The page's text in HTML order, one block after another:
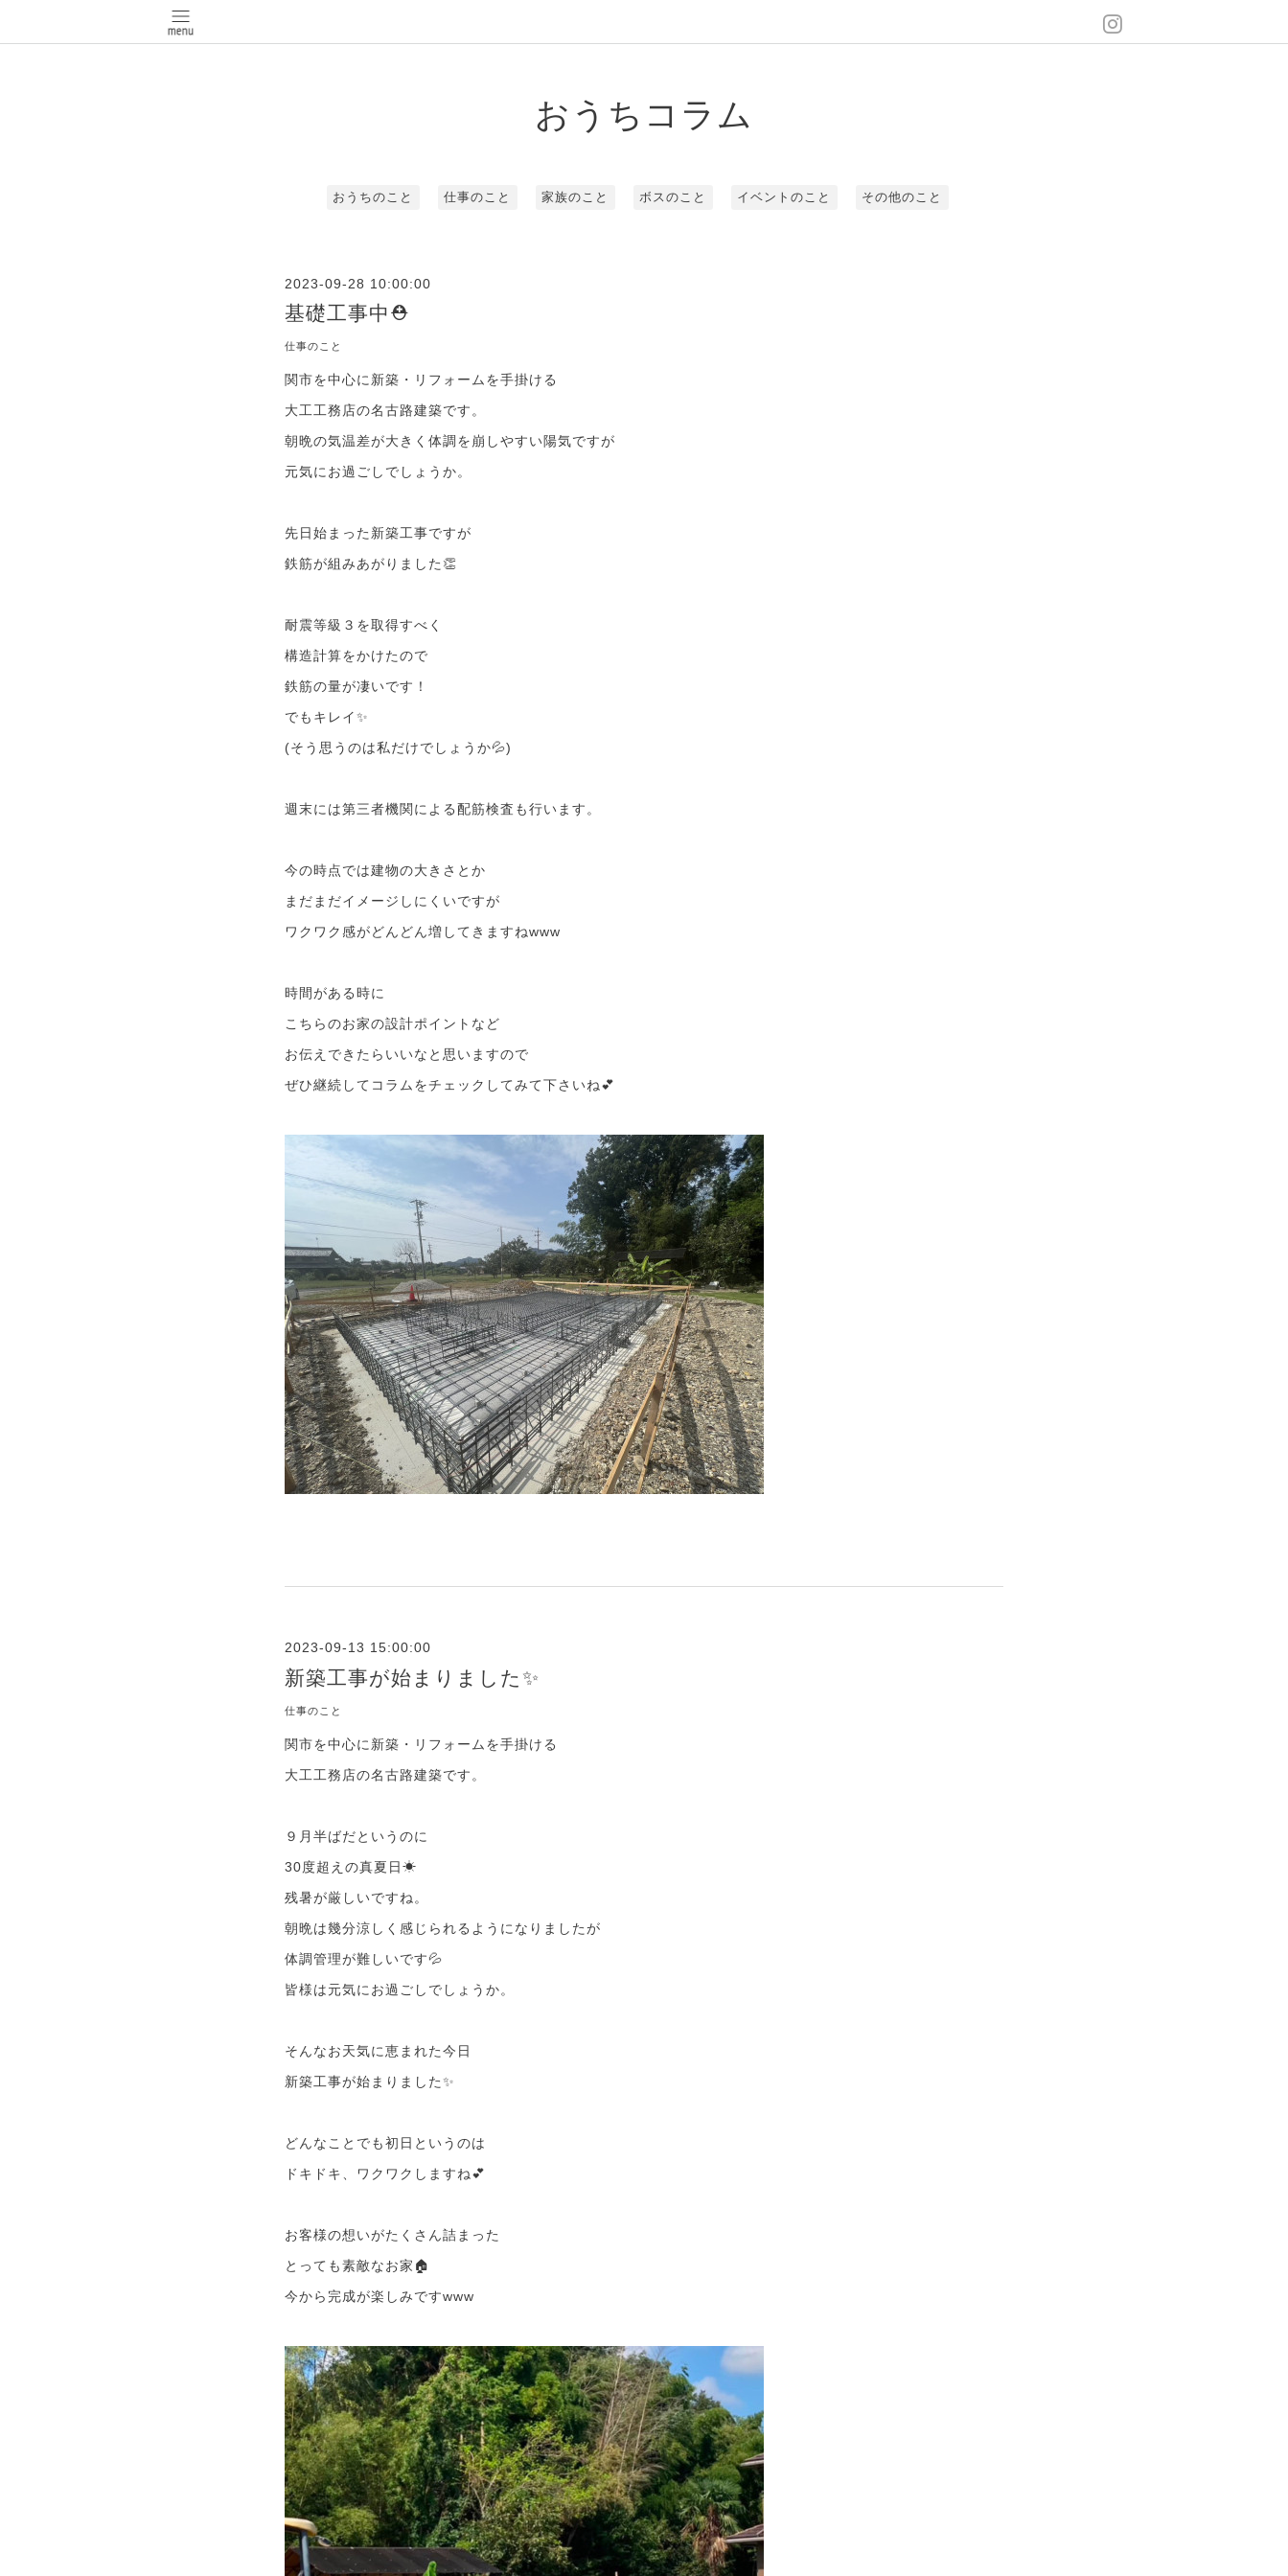
おうちコラム
おうちのこと 仕事のこと 家族のこと ボスのこと イベントのこと その他のこと
2023-09-28 10:00:00
基礎工事中⛑
仕事のこと
関市を中心に新築・リフォームを手掛ける
大工工務店の名古路建築です。
朝晩の気温差が大きく体調を崩しやすい陽気ですが
元気にお過ごしでしょうか。
先日始まった新築工事ですが
鉄筋が組みあがりました👏
耐震等級３を取得すべく
構造計算をかけたので
鉄筋の量が凄いです！
でもキレイ✨
(そう思うのは私だけでしょうか💦)
週末には第三者機関による配筋検査も行います。
今の時点では建物の大きさとか
まだまだイメージしにくいですが
ワクワク感がどんどん増してきますねwww
時間がある時に
こちらのお家の設計ポイントなど
お伝えできたらいいなと思いますので
ぜひ継続してコラムをチェックしてみて下さいね💕
2023-09-13 15:00:00
新築工事が始まりました✨
仕事のこと
関市を中心に新築・リフォームを手掛ける
大工工務店の名古路建築です。
９月半ばだというのに
30度超えの真夏日☀
残暑が厳しいですね。
朝晩は幾分涼しく感じられるようになりましたが
体調管理が難しいです💦
皆様は元気にお過ごしでしょうか。
そんなお天気に恵まれた今日
新築工事が始まりました✨
どんなことでも初日というのは
ドキドキ、ワクワクしますね💕
お客様の想いがたくさん詰まった
とっても素敵なお家🏠
今から完成が楽しみですwww